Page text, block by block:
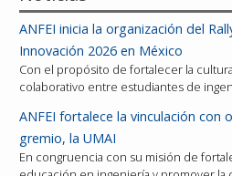
ANFEI inicia la organización del
Innovación 2026 en México
Con el propósito de fortalecer la
colaborativo entre estudiantes de
ANFEI fortalece la vinculación con
gremio, la UMAI
En congruencia con su misión de